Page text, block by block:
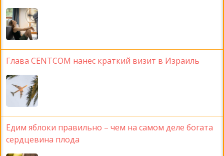
Глава CENTCOM нанес краткий визит в Израиль
Едим яблоки правильно – чем на самом деле богата
сердцевина плода